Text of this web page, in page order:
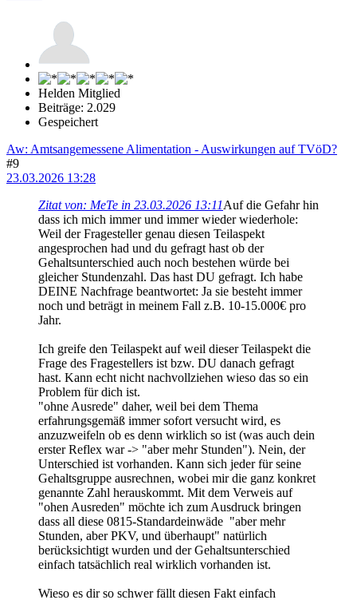
Helden Mitglied
Beiträge: 2.029
Gespeichert
Aw: Amtsangemessene Alimentation - Auswirkungen auf TVöD?
#9
23.03.2026 13:28
Zitat von: MeTe in 23.03.2026 13:11Auf die Gefahr hin
dass ich mich immer und immer wieder wiederhole:
Weil der Fragesteller genau diesen Teilaspekt
angesprochen had und du gefragt hast ob der
Gehaltsunterschied auch noch bestehen würde bei
gleicher Stundenzahl. Das hast DU gefragt. Ich habe
DEINE Nachfrage beantwortet: Ja sie besteht immer
noch und beträgt in meinem Fall z.B. 10-15.000€ pro
Jahr.
Ich greife den Teilaspekt auf weil dieser Teilaspekt die
Frage des Fragestellers ist bzw. DU danach gefragt
hast. Kann echt nicht nachvollziehen wieso das so ein
Problem für dich ist.
"ohne Ausrede" daher, weil bei dem Thema
erfahrungsgemäß immer sofort versucht wird, es
anzuzweifeln ob es denn wirklich so ist (was auch dein
erster Reflex war -> "aber mehr Stunden"). Nein, der
Unterschied ist vorhanden. Kann sich jeder für seine
Gehaltsgruppe ausrechnen, wobei mir die ganz konkret
genannte Zahl herauskommt. Mit dem Verweis auf
"ohen Ausreden" möchte ich zum Ausdruck bringen
dass all diese 0815-Standardeinwäde "aber mehr
Stunden, aber PKV, und überhaupt" natürlich
berücksichtigt wurden und der Gehaltsunterschied
einfach tatsächlich real wirklich vorhanden ist.
Wieso es dir so schwer fällt diesen Fakt einfach